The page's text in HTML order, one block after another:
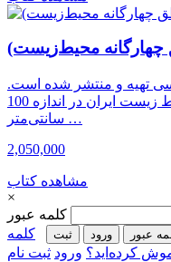
چهارگانه محیط‌زیست)
تهیه و منتشر شده است.
نقشه مناطق چهارگانه محیط زیست ایران در اندازه 100x70
سانتی‌متر …
2,050,000
مشاهده کتاب
×
کلمه عبور
عبور ورود ثبت‌
کلمه
کرده‌اید؟ ورود ثبت نام